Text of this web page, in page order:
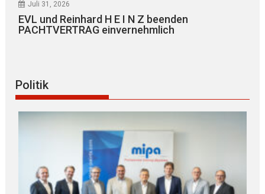
Juli 31, 2026
EVL und Reinhard H E I N Z beenden
PACHTVERTRAG einvernehmlich
Politik